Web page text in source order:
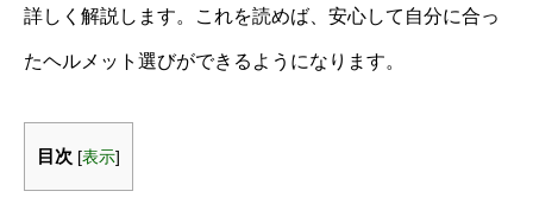
詳しく解説します。これを読めば、安心して自分に合っ
たヘルメット選びができるようになります。
目次 [表示]